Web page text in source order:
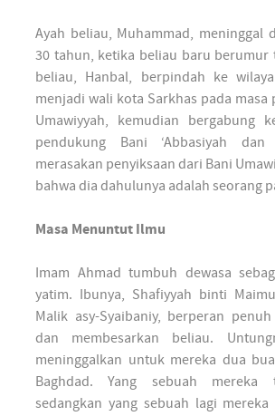
Ayah beliau, Muhammad, meninggal
30 tahun, ketika beliau baru berumur
beliau, Hanbal, berpindah ke
menjadi wali kota Sarkhas pada masa
Umawiyyah, kemudian bergabung
pendukung Bani ‘Abbasiyah
merasakan penyiksaan dari Bani
bahwa dia dahulunya adalah seorang
Masa Menuntut Ilmu
Imam Ahmad tumbuh dewasa
yatim. Ibunya, Shafiyyah binti
Malik asy-Syaibaniy, berperan
dan membesarkan beliau.
meninggalkan untuk mereka dua
Baghdad. Yang sebuah mereka
sedangkan yang sebuah lagi mereka